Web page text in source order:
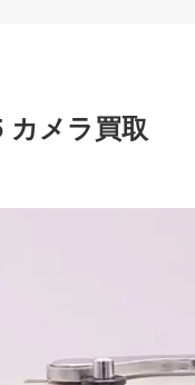
カメラ買取